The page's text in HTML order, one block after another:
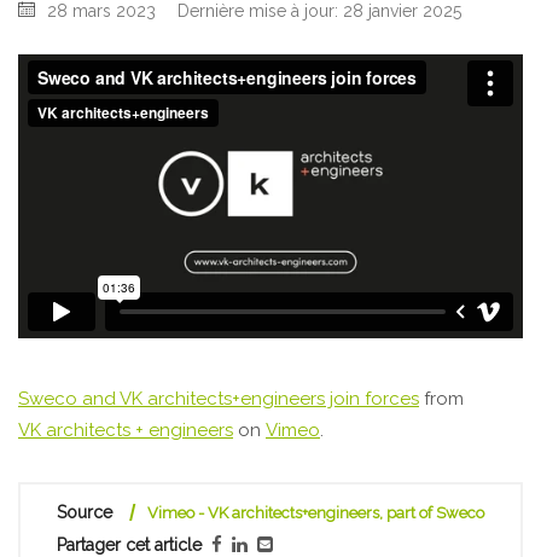
28 mars 2023 Dernière mise à jour: 28 janvier 2025
Sweco and VK architects+engineers join forces from
VK architects + engineers on Vimeo.
Source Vimeo - VK architects+engineers, part of Sweco
Partager cet article